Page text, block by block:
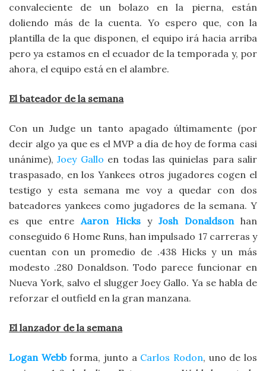
convaleciente de un bolazo en la pierna, están
doliendo más de la cuenta. Yo espero que, con la
plantilla de la que disponen, el equipo irá hacia arriba
pero ya estamos en el ecuador de la temporada y, por
ahora, el equipo está en el alambre.
El bateador de la semana
Con un Judge un tanto apagado últimamente (por
decir algo ya que es el MVP a día de hoy de forma casi
unánime),Joey Gallo en todas las quinielas para salir
traspasado, en los Yankees otros jugadores cogen el
testigo y esta semana me voy a quedar con dos
bateadores yankees como jugadores de la semana. Y
es que entreAaron Hicksy Josh Donaldsonhan
conseguido 6 Home Runs, han impulsado 17 carreras y
cuentan con un promedio de .438 Hicks y un más
modesto .280 Donaldson. Todo parece funcionar en
Nueva York, salvo el slugger Joey Gallo. Ya se habla de
reforzar el outfield en la gran manzana.
El lanzador de la semana
Logan Webb forma, junto a Carlos Rodon, uno de los